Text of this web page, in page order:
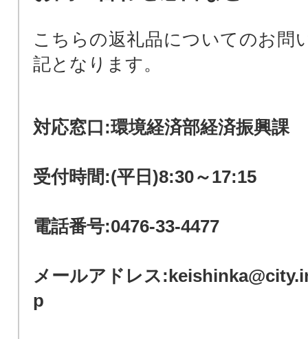
こちらの返礼品についてのお問
記となります。
対応窓口:環境経済部経済振興課
受付時間:(平日)8:30～17:15
電話番号:0476-33-4477
メールアドレス
p